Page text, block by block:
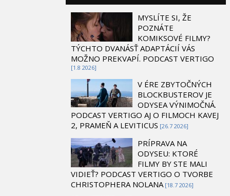
MYSLÍTE SI, ŽE
POZNÁTE
KOMIKSOVÉ FILMY?
TÝCHTO DVANÁSŤ ADAPTÁCIÍ VÁS
MOŽNO PREKVAPÍ. PODCAST VERTIGO
[1.8 2026]
V ÉRE ZBYTOČNÝCH
BLOCKBUSTEROV JE
ODYSEA VÝNIMOČNÁ.
PODCAST VERTIGO AJ O FILMOCH KAVEJ
2, PRAMEŇ A LEVITICUS [26.7 2026]
PRÍPRAVA NA
ODYSEU: KTORÉ
FILMY BY STE MALI
VIDIEŤ? PODCAST VERTIGO O TVORBE
CHRISTOPHERA NOLANA [18.7 2026]